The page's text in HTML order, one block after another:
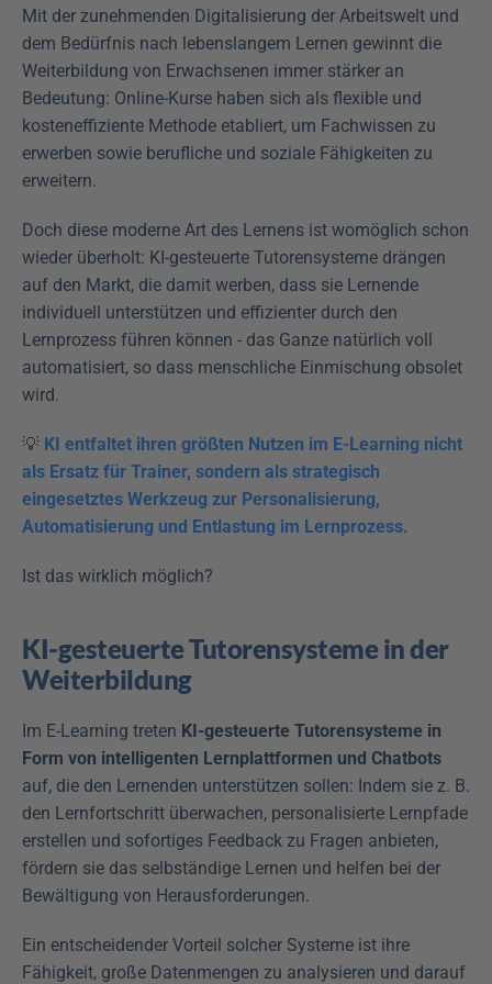
Mit der zunehmenden Digitalisierung der Arbeitswelt und
dem Bedürfnis nach lebenslangem Lernen gewinnt die
Weiterbildung von Erwachsenen immer stärker an
Bedeutung: Online-Kurse haben sich als flexible und
kosteneffiziente Methode etabliert, um Fachwissen zu
erwerben sowie berufliche und soziale Fähigkeiten zu
erweitern.
Doch diese moderne Art des Lernens ist womöglich schon
wieder überholt: KI-gesteuerte Tutorensysteme drängen
auf den Markt, die damit werben, dass sie Lernende
individuell unterstützen und effizienter durch den
Lernprozess führen können - das Ganze natürlich voll
automatisiert, so dass menschliche Einmischung obsolet
wird.
💡 KI entfaltet ihren größten Nutzen im E-Learning nicht
als Ersatz für Trainer, sondern als strategisch
eingesetztes Werkzeug zur Personalisierung,
Automatisierung und Entlastung im Lernprozess.
Ist das wirklich möglich?
KI-gesteuerte Tutorensysteme in der
Weiterbildung
Im E-Learning treten KI-gesteuerte Tutorensysteme in
Form von intelligenten Lernplattformen und Chatbots
auf, die den Lernenden unterstützen sollen: Indem sie z. B.
den Lernfortschritt überwachen, personalisierte Lernpfade
erstellen und sofortiges Feedback zu Fragen anbieten,
fördern sie das selbständige Lernen und helfen bei der
Bewältigung von Herausforderungen.
Ein entscheidender Vorteil solcher Systeme ist ihre
Fähigkeit, große Datenmengen zu analysieren und darauf